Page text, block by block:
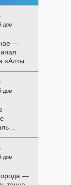
дом
—
«Алтын
2026»!
и
Вас
дом
—
15
дом
—